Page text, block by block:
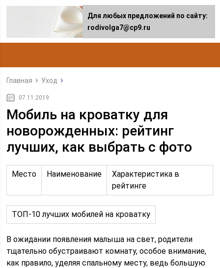
Главная Уход
07.11.2019
Мобиль на кроватку для
новорожденных: рейтинг
лучших, как выбрать с фото
Место Наименование
Характеристика в
рейтинге
ТОП-10 лучших мобилей на кроватку
В ожидании появления малыша на свет, родители
тщательно обустраивают комнату, особое внимание,
как правило, уделяя спальному месту, ведь большую
Для любых предложений по сайту:
rodivolga7@cp9.ru